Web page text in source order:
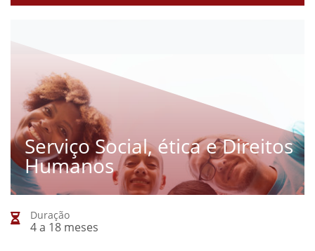
Serviço Social, ética e Direitos
Humanos
Duração
4 a 18 meses